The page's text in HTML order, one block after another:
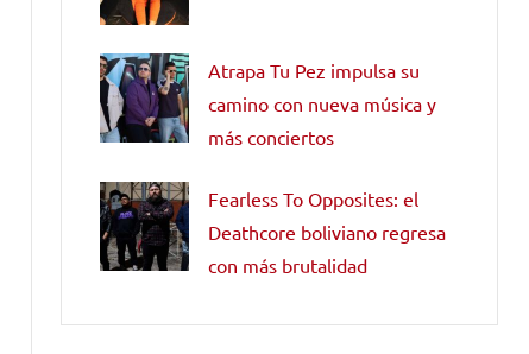
Atrapa Tu Pez impulsa su
camino con nueva música y
más conciertos
Fearless To Opposites: el
Deathcore boliviano regresa
con más brutalidad